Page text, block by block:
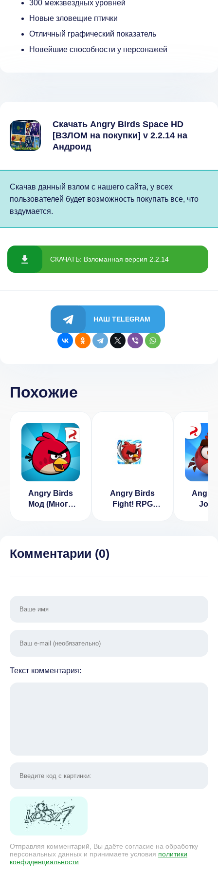
300 межзвездных уровней
Новые зловещие птички
Отличный графический показатель
Новейшие способности у персонажей
Скачать Angry Birds Space HD
[ВЗЛОМ на покупки] v 2.2.14 на
Андроид
Скачав данный взлом с нашего сайта, у всех
пользователей будет возможность покупать все, что
вздумается.
СКАЧАТЬ: Взломанная версия 2.2.14
НАШ TELEGRAM
Похожие
Angry Birds
Мод (Много
Angry Birds
Fight! RPG
Angry
Комментарии (0)
Текст комментария:
Отправляя комментарий, Вы даёте согласие на обработку
персональных данных и принимаете условия политики
конфиденциальности